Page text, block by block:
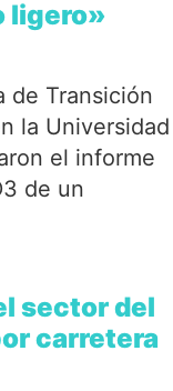
ligero»
de Transición
la Universidad
el informe
de un
sector del
carretera